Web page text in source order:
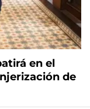
en el
de